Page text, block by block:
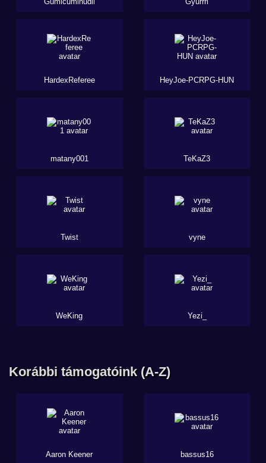
HardexReferee HeyJoe-PCRPG-HUN
matany001 TeKaZ3
Twist vyne
WeKing Yezi_
Korábbi támogatóink (A-Z)
Aaron Keener bassus16